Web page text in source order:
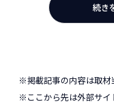
続き
※掲載記事の内容は取材
※ここから先は外部サイ